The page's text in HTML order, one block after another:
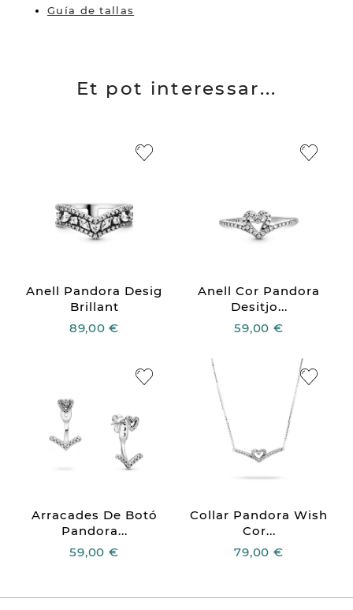
Guía de tallas
Et pot interessar...
Anell Pandora Desig
Brillant
89,00 €
Anell Cor Pandora
Desitjo...
59,00 €
Arracades De Botó
Pandora...
59,00 €
Collar Pandora Wish
Cor...
79,00 €